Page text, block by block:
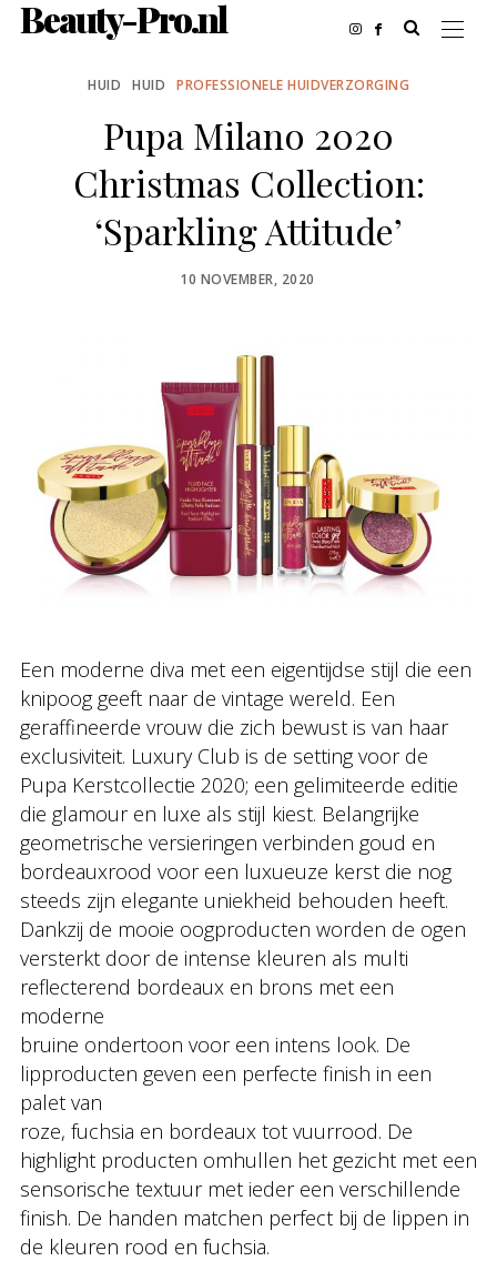
Beauty-Pro.nl
HUID HUID PROFESSIONELE HUIDVERZORGING
Pupa Milano 2020
Christmas Collection:
‘Sparkling Attitude’
POSTED
10 NOVEMBER, 2020
Een moderne diva met een eigentijdse stijl die een
knipoog geeft naar de vintage wereld. Een
geraffineerde vrouw die zich bewust is van haar
exclusiviteit. Luxury Club is de setting voor de
Pupa Kerstcollectie 2020; een gelimiteerde editie
die glamour en luxe als stijl kiest. Belangrijke
geometrische versieringen verbinden goud en
bordeauxrood voor een luxueuze kerst die nog
steeds zijn elegante uniekheid behouden heeft.
Dankzij de mooie oogproducten worden de ogen
versterkt door de intense kleuren als multi
reflecterend bordeaux en brons met een
moderne
bruine ondertoon voor een intens look. De
lipproducten geven een perfecte finish in een
palet van
roze, fuchsia en bordeaux tot vuurrood. De
highlight producten omhullen het gezicht met een
sensorische textuur met ieder een verschillende
finish. De handen matchen perfect bij de lippen in
de kleuren rood en fuchsia.